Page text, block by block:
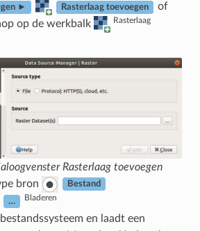
► Rasterlaag toevoegen
of
op de werkbalk
Rasterlaag
Rasterlaag toevoegen
bron
Bestand
… Bladeren
en laadt een